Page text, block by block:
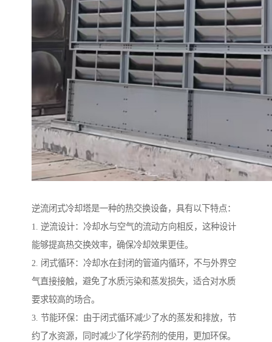
逆流闭式冷却塔是一种的热交换设备，具有以下特点：
1. 逆流设计：冷却水与空气的流动方向相反，这种设计
能够提高热交换效率，确保冷却效果更佳。
2. 闭式循环：冷却水在封闭的管道内循环，不与外界空
气直接接触，避免了水质污染和蒸发损失，适合对水质
要求较高的场合。
3. 节能环保：由于闭式循环减少了水的蒸发和排放，节
约了水资源，同时减少了化学药剂的使用，更加环保。